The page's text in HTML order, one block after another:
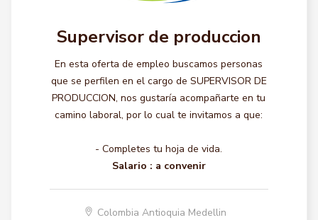
Supervisor de produccion
En esta oferta de empleo buscamos personas
que se perfilen en el cargo de SUPERVISOR DE
PRODUCCION, nos gustaría acompañarte en tu
camino laboral, por lo cual te invitamos a que:
- Completes tu hoja de vida.
Salario : a convenir
Colombia Antioquia Medellin